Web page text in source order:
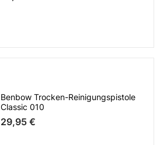
Benbow Trocken-Reinigungspistole
Classic 010
29,95 €